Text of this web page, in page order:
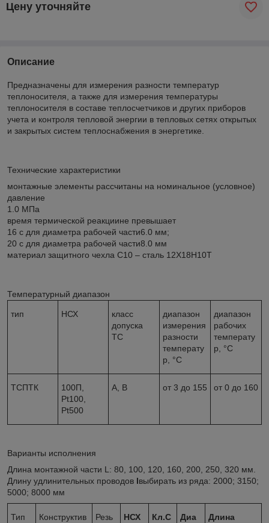
Цену уточняйте
Описание
Предназначены для измерения разности температур
теплоносителя, а также для измерения температуры
теплоносителя в составе теплосчетчиков и других приборов
учета и контроля тепловой энергии в тепловых сетях открытых
и закрытых систем теплоснабжения в энергетике.
Технические характеристики
монтажные элементы рассчитаны на номинальное (условное)
давление
1.0 МПа
время термической реакциине превышает
16 с для диаметра рабочей части6.0 мм;
20 с для диаметра рабочей части8.0 мм
материал защитного чехла С10 – сталь 12Х18Н10Т
Температурный диапазон
тип НСХ
класс
допуска
ТС
диапазон
измерения
разности
температу
р, °С
диапазон
рабочих
температу
р, °С
ТСПТК
100П,
Pt100,
Pt500
А, В от 3 до 155 от 0 до 160
Варианты исполнения
Длина монтажной части L: 80, 100, 120, 160, 200, 250, 320 мм.
Длину удлинительных проводов lвыбирать из ряда: 2000; 3150;
5000; 8000 мм
Тип
Конструктив
Резь
НСХ
Кл.С
Диа
Длина